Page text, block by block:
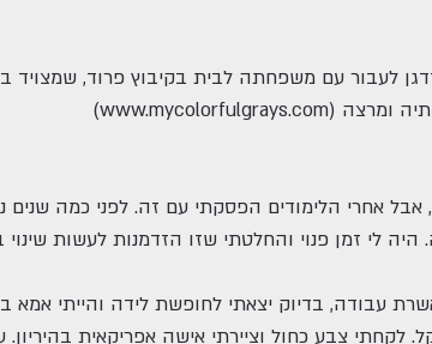
לעבור עם משפחתה לבית בקיבוץ פרוד, שמצויד
ומרצה (www.mycolorfulgrays.com
)
אבל אחרי הלימודים הפסקתי עם זה. לפני כמה
לי זמן פנוי והחלטתי שזו הזדמנות לעשות
עבודה, בדיוק יצאתי לחופשת לידה והייתי
לקחתי צבע כחול וציירתי אישה אפריקאית